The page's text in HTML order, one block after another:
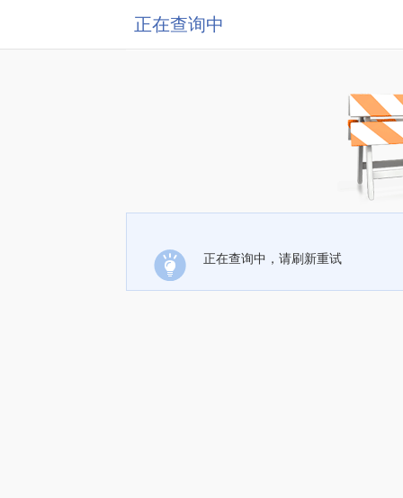
正在查询中
正在查询中，请刷新重试